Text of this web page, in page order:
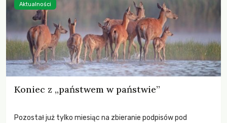
Koniec z „państwem w państwie”
Pozostał już tylko miesiąc na zbieranie podpisów pod
Aktualności